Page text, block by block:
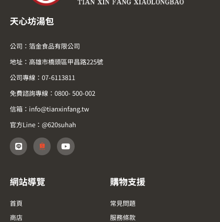
天心坊湯包
公司：箔金食品有限公司
地址：高雄市橋頭區甲昌路225號
公司專線：07-6113811
免費諮詢專線：0800- 500-002
信箱：info@tianxinfang.tw
官方Line：@620suhah
L
i
n
Y
o
u
網站導覽
首頁
商店
購物支援
常見問題
服務條款